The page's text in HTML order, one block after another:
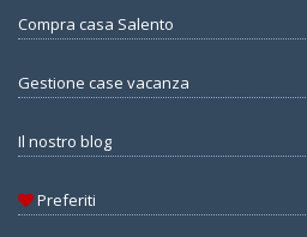
Compra casa Salento
Gestione case vacanza
Il nostro blog
Preferiti